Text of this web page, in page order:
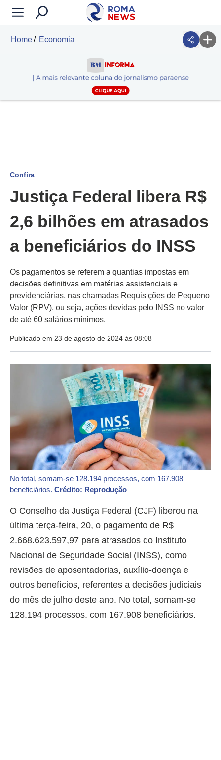
Home Economia
Confira
Justiça Federal libera R$
2,6 bilhões em atrasados
a beneficiários do INSS
Os pagamentos se referem a quantias impostas em
decisões definitivas em matérias assistenciais e
previdenciárias, nas chamadas Requisições de Pequeno
Valor (RPV), ou seja, ações devidas pelo INSS no valor
de até 60 salários mínimos.
Publicado em 23 de agosto de 2024 às 08:08
No total, somam-se 128.194 processos, com 167.908
beneficiários. Crédito: Reprodução
O Conselho da Justiça Federal (CJF) liberou na
última terça-feira, 20, o pagamento de R$
2.668.623.597,97 para atrasados do Instituto
Nacional de Seguridade Social (INSS), como
revisões de aposentadorias, auxílio-doença e
outros benefícios, referentes a decisões judiciais
do mês de julho deste ano. No total, somam-se
128.194 processos, com 167.908 beneficiários.